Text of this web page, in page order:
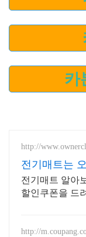
카
http://
전기매트는
전기매트 알아
할인쿠폰을 드
http://